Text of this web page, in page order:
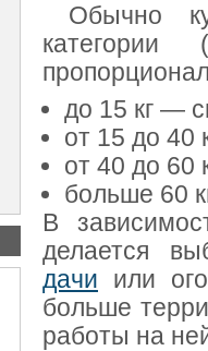
Обычно
до 15 кг —
от 15 до 40
от 40 до 60
больше 60
В
делается
дачи или
больше
работы на